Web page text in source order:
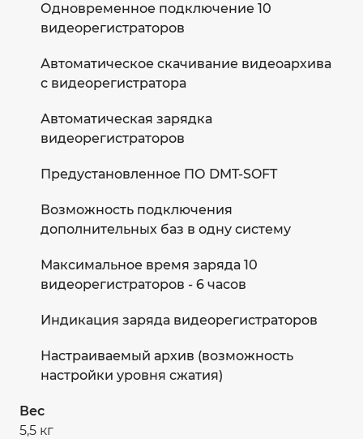
Одновременное подключение 10
видеорегистраторов
Автоматическое скачивание видеоархива
с видеорегистратора
Автоматическая зарядка
видеорегистраторов
Предустановленное ПО DMT-SOFT
Возможность подключения
дополнительных баз в одну систему
Максимальное время заряда 10
видеорегистраторов - 6 часов
Индикация заряда видеорегистраторов
Настраиваемый архив (возможность
настройки уровня сжатия)
Вес
5,5 кг